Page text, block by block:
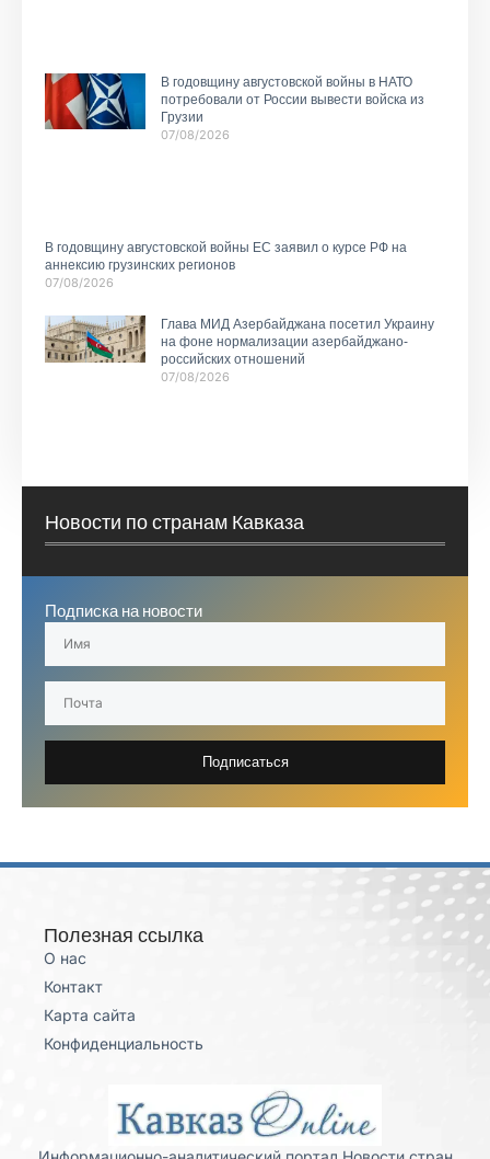
В годовщину августовской войны в НАТО
потребовали от России вывести войска из
Грузии
07/08/2026
В годовщину августовской войны ЕС заявил о курсе РФ на
аннексию грузинских регионов
07/08/2026
Глава МИД Азербайджана посетил Украину
на фоне нормализации азербайджано-
российских отношений
07/08/2026
Новости по странам Кавказа
Подписка на новости
Подписаться
Полезная ссылка
О нас
Контакт
Карта сайта
Конфиденциальность